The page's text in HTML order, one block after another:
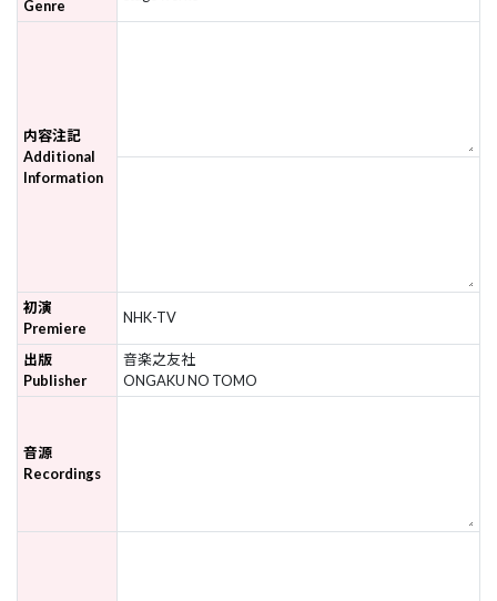
Genre
内容注記
Additional
Information
初演
Premiere
NHK-TV
出版
Publisher
音楽之友社
ONGAKU NO TOMO
音源
Recordings